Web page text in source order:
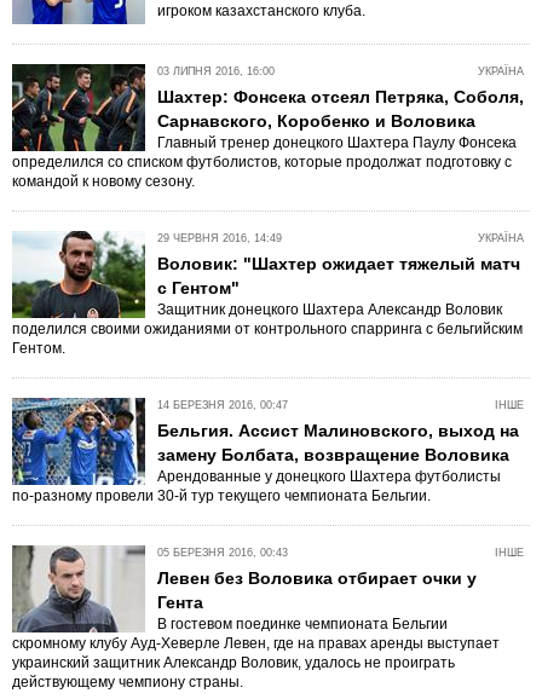
игроком казахстанского клуба.
УКРАЇНА
03 ЛИПНЯ 2016, 16:00
Шахтер: Фонсека отсеял Петряка, Соболя,
Сарнавского, Коробенко и Воловика
Главный тренер донецкого Шахтера Паулу Фонсека
определился со списком футболистов, которые продолжат подготовку с
командой к новому сезону.
УКРАЇНА
29 ЧЕРВНЯ 2016, 14:49
Воловик: "Шахтер ожидает тяжелый матч
с Гентом"
Защитник донецкого Шахтера Александр Воловик
поделился своими ожиданиями от контрольного спарринга с бельгийским
Гентом.
ІНШЕ
14 БЕРЕЗНЯ 2016, 00:47
Бельгия. Ассист Малиновского, выход на
замену Болбата, возвращение Воловика
Арендованные у донецкого Шахтера футболисты
по-разному провели 30-й тур текущего чемпионата Бельгии.
ІНШЕ
05 БЕРЕЗНЯ 2016, 00:43
Левен без Воловика отбирает очки у
Гента
В гостевом поединке чемпионата Бельгии
скромному клубу Ауд-Хеверле Левен, где на правах аренды выступает
украинский защитник Александр Воловик, удалось не проиграть
действующему чемпиону страны.